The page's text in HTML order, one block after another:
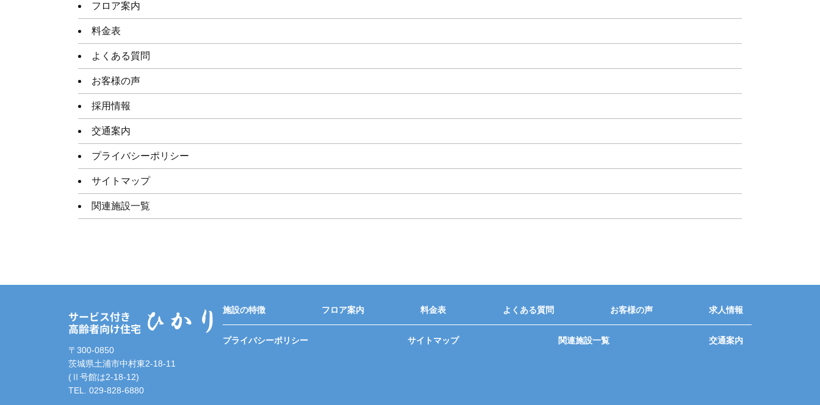
フロア案内
料金表
よくある質問
お客様の声
採用情報
交通案内
プライバシーポリシー
サイトマップ
関連施設一覧
〒300-0850
茨城県土浦市中村東2-18-11
(Ⅱ号館は2-18-12)
TEL. 029-828-6880
施設の特徴 フロア案内 料金表 よくある質問 お客様の声 求人情報
プライバシーポリシー サイトマップ 関連施設一覧 交通案内